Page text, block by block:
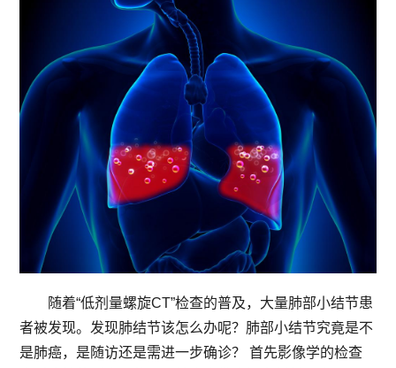
随着“低剂量螺旋CT”检查的普及，大量肺部小结节患
者被发现。发现肺结节该怎么办呢？肺部小结节究竟是不
是肺癌，是随访还是需进一步确诊？ 首先影像学的检查